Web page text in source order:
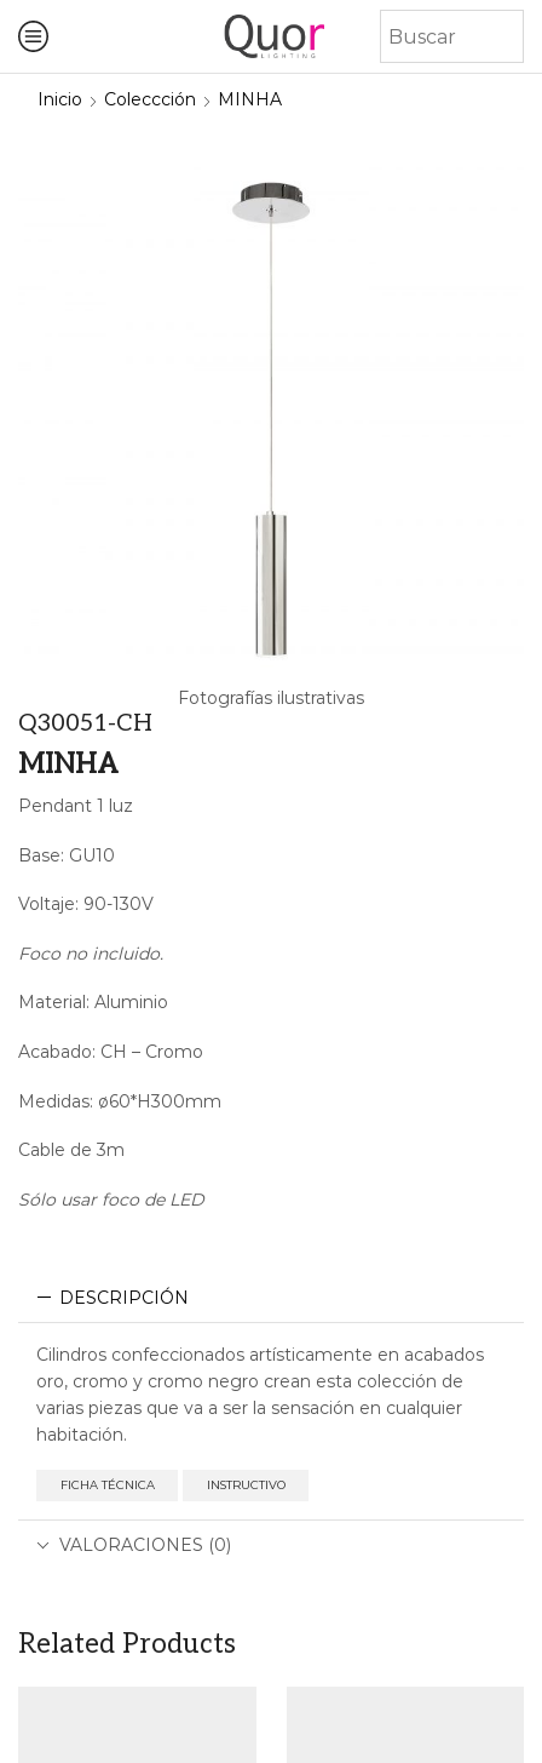
Inicio Coleccción MINHA
Fotografías ilustrativas
Q30051-CH
MINHA
Pendant 1 luz
Base: GU10
Voltaje: 90-130V
Foco no incluido.
Material: Aluminio
Acabado: CH – Cromo
Medidas: ø60*H300mm
Cable de 3m
Sólo usar foco de LED
DESCRIPCIÓN
Cilindros confeccionados artísticamente en acabados
oro, cromo y cromo negro crean esta colección de
varias piezas que va a ser la sensación en cualquier
habitación.
FICHA TÉCNICA INSTRUCTIVO
VALORACIONES (0)
Related Products